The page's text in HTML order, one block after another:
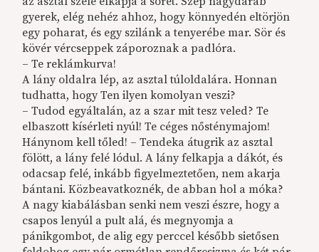
gyerek, elég nehéz ahhoz, hogy könnyedén eltörjön
egy poharat, és egy szilánk a tenyerébe mar. Sör és
kövér vércseppek záporoznak a padlóra.
– Te reklámkurva!
A lány oldalra lép, az asztal túloldalára. Honnan
tudhatta, hogy Ten ilyen komolyan veszi?
– Tudod egyáltalán, az a szar mit tesz veled? Te
elbaszott kísérleti nyúl! Te céges nősténymajom!
Hánynom kell tőled! – Tendeka átugrik az asztal
fölött, a lány felé lódul. A lány felkapja a dákót, és
odacsap felé, inkább figyelmeztetően, nem akarja
bántani. Közbeavatkoznék, de abban hol a móka?
A nagy kiabálásban senki nem veszi észre, hogy a
csapos lenyúl a pult alá, és megnyomja a
pánikgombot, de alig egy perccel később sietősen